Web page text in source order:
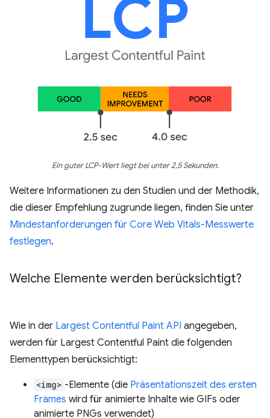
Ein guter LCP-Wert liegt bei unter 2,5 Sekunden.
Weitere Informationen zu den Studien und der Methodik,
die dieser Empfehlung zugrunde liegen, finden Sie unter
Mindestanforderungen für Core Web Vitals-Messwerte
festlegen.
Welche Elemente werden berücksichtigt?
Wie in der Largest Contentful Paint API angegeben,
werden für Largest Contentful Paint die folgenden
Elementtypen berücksichtigt:
<img> -Elemente (die Präsentationszeit des ersten
Frames wird für animierte Inhalte wie GIFs oder
animierte PNGs verwendet)